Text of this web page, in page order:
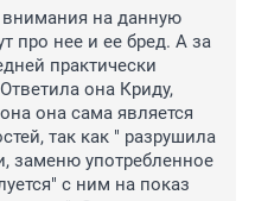
на данную
про нее и ее бред. А за
практически
она Криду,
она сама является
так как " разрушила
заменю употребленное
с ним на показ